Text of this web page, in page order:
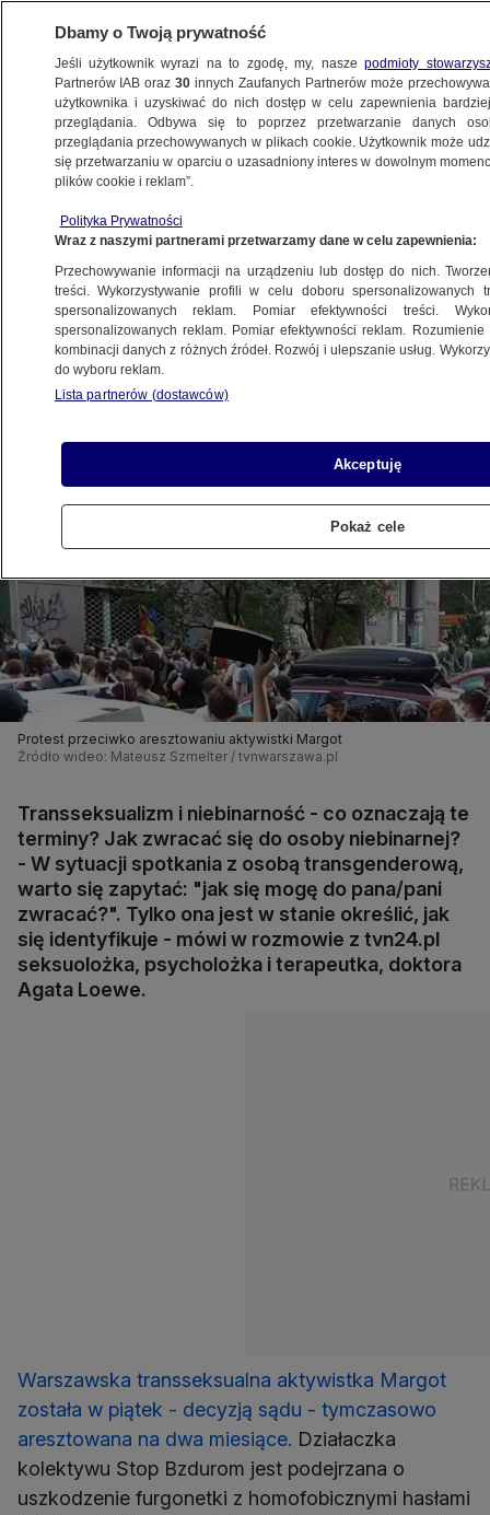
POLSKA
transpłciowości, zamyka się w obleśnych
pytaniach"
Tomasz-Marcin Wrona
11.08.2020, 21:07
Protest przeciwko aresztowaniu aktywistki Margot
Źródło wideo: Mateusz Szmelter / tvnwarszawa.pl
Transseksualizm i niebinarność - co oznaczają te
terminy? Jak zwracać się do osoby niebinarnej?
- W sytuacji spotkania z osobą transgenderową,
warto się zapytać: "jak się mogę do pana/pani
zwracać?". Tylko ona jest w stanie określić, jak
się identyfikuje - mówi w rozmowie z tvn24.pl
seksuolożka, psycholożka i terapeutka, doktora
Agata Loewe.
Warszawska transseksualna aktywistka Margot
została w piątek - decyzją sądu - tymczasowo
aresztowana na dwa miesiące. Działaczka
kolektywu Stop Bzdurom jest podejrzana o
uszkodzenie furgonetki z homofobicznymi hasłami
Dbamy o Twoją prywatność
Jeśli użytkownik wyrazi na to zgodę, my, naszepodmioty
Partnerów IAB oraz30 innych Zaufanych Partnerów może
użytkownika i uzyskiwać do nich dostęp w celu zapewnienia
przeglądania. Odbywa się to poprzez przetwarzanie danych
przeglądania przechowywanych w plikach cookie. Użytkownik może
się przetwarzaniu w oparciu o uzasadniony interes w dowolnym
plików cookie i reklam”.
Polityka Prywatności
Wraz z naszymi partnerami przetwarzamy dane w celu zapewnienia:
Przechowywanie informacji na urządzeniu lub dostęp do nich.
treści. Wykorzystywanie profili w celu doboru spersonalizowanych
spersonalizowanych reklam. Pomiar efektywności treści.
spersonalizowanych reklam. Pomiar efektywności reklam.
kombinacji danych z różnych źródeł. Rozwój i ulepszanie usług.
do wyboru reklam.
Lista partnerów (dostawców)
Akceptuję
Pokaż cele